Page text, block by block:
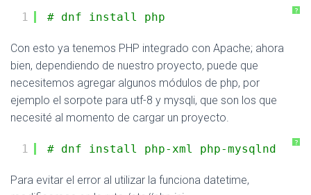
?
1 # dnf install php
Con esto ya tenemos PHP integrado con Apache; ahora
bien, dependiendo de nuestro proyecto, puede que
necesitemos agregar algunos módulos de php, por
ejemplo el sorpote para utf-8 y mysqli, que son los que
necesité al momento de cargar un proyecto.
?
1 # dnf install php-xml php-mysqlnd
Para evitar el error al utilizar la funciona datetime,